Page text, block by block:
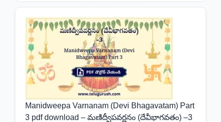
Manidweepa Varnanam (Devi Bhagavatam) Part
3 pdf download – మణిద్వీపవర్ణనం (దేవీభాగవతం) –3